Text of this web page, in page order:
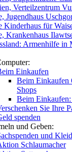
Verteilzentrum
Jugendhaus
Kinderhaus für
Krankenhaus
Armenhilfe in
Einkaufen
Beim Einkaufen
Shops
Beim
Sie Ihre
spenden
und Geben:
und
Schlaumacher